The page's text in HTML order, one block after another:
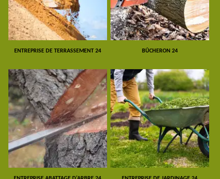
ENTREPRISE DE TERRASSEMENT 24 BÛCHERON 24